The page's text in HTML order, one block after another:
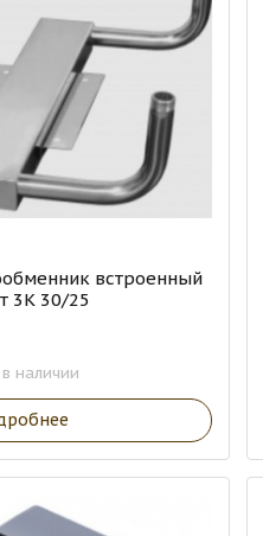
встроенный
3K 30/25
наличии